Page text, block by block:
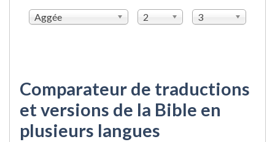
Aggée 2 3
Comparateur de traductions
et versions de la Bible en
plusieurs langues